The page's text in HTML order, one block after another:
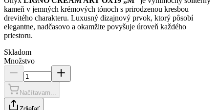
kameň v jemných krémových tónoch s prirodzenou kresbou
drevitého charakteru. Luxusný dizajnový prvok, ktorý pôsobí
elegantne, nadčasovo a okamžite povyšuje úroveň každého
priestoru.
Skladom
Množstvo
Načítavam...